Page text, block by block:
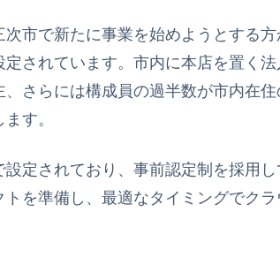
次市で新たに事業を始めようとする
定されています。市内に本店を置く
、さらには構成員の過半数が市内在
す。
設定されており、事前認定制を採用
トを準備し、最適なタイミングでク